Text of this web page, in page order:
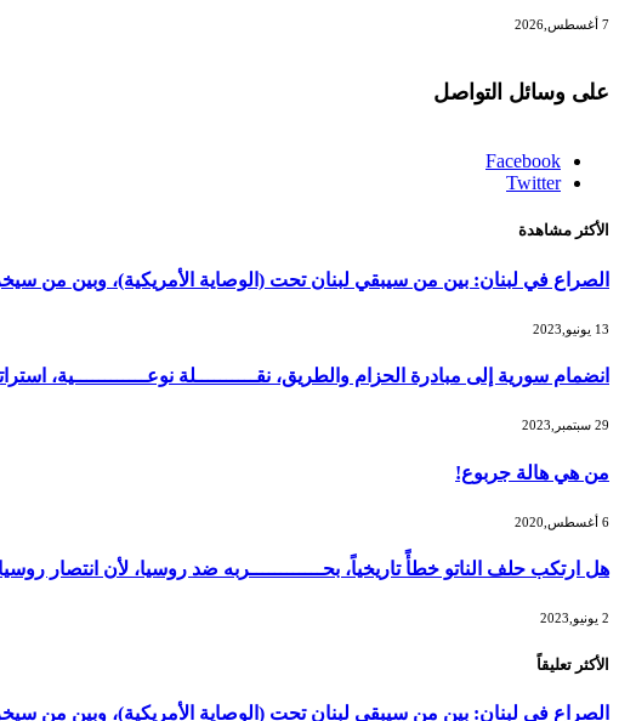
7 أغسطس,2026
على وسائل التواصل
Facebook
Twitter
الأكثر مشاهدة
الصراع في لبنان: بين من سيبقي لبنان تحت (الوصاية الأمريكية)، وبين من
13 يونيو,2023
انضمام سورية إلى مبادرة الحزام والطريق، نقــــــــــلة نوعــــــــــــية،
29 سبتمبر,2023
من هي هالة جربوع!
6 أغسطس,2020
هل ارتكب حلف الناتو خطأً تاريخياً، بحــــــــــــربه ضد روسيا، لأن انتصار
2 يونيو,2023
الأكثر تعليقاً
الصراع في لبنان: بين من سيبقي لبنان تحت (الوصاية الأمريكية)، وبين من